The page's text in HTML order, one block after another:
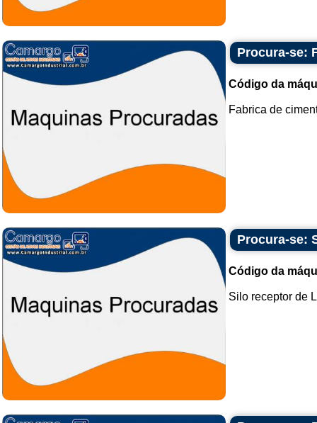
Procura-se:
Código da
Fabrica de
Procura-se:
Código da
Silo receptor de